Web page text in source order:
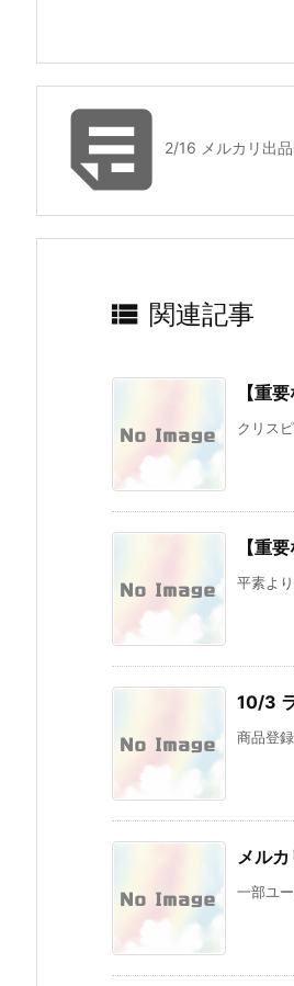
2/16 メルカリ出
 関連記事
【重
クリス
【重
平素よ
10/3
商品登
メル
一部ユ